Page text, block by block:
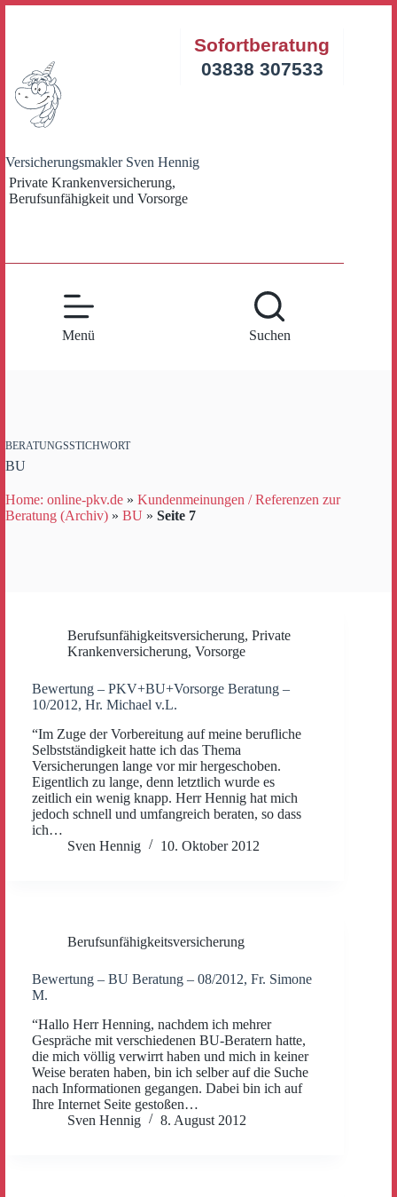
Versicherungsmakler Sven Hennig
Private Krankenversicherung,
Berufsunfähigkeit und Vorsorge
Sofortberatung
03838 307533
Menü Suchen
BERATUNGSSTICHWORT
BU
Home: online-pkv.de » Kundenmeinungen / Referenzen zur
Beratung (Archiv) » BU » Seite 7
Berufsunfähigkeitsversicherung, Private
Krankenversicherung, Vorsorge
Bewertung – PKV+BU+Vorsorge Beratung –
10/2012, Hr. Michael v.L.
“Im Zuge der Vorbereitung auf meine berufliche
Selbstständigkeit hatte ich das Thema
Versicherungen lange vor mir hergeschoben.
Eigentlich zu lange, denn letztlich wurde es
zeitlich ein wenig knapp. Herr Hennig hat mich
jedoch schnell und umfangreich beraten, so dass
ich…
Sven Hennig
10. Oktober 2012
Berufsunfähigkeitsversicherung
Bewertung – BU Beratung – 08/2012, Fr. Simone
M.
“Hallo Herr Henning, nachdem ich mehrer
Gespräche mit verschiedenen BU-Beratern hatte,
die mich völlig verwirrt haben und mich in keiner
Weise beraten haben, bin ich selber auf die Suche
nach Informationen gegangen. Dabei bin ich auf
Ihre Internet Seite gestoßen…
Sven Hennig
8. August 2012